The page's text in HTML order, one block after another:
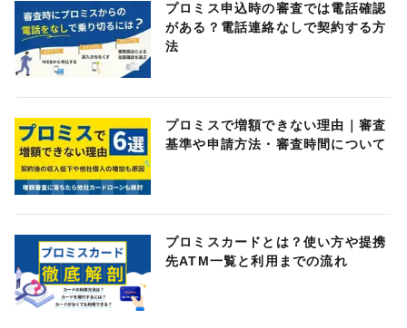
プロミス申込時の審査では電話確認
がある？電話連絡なしで契約する方
法
プロミスで増額できない理由｜審査
基準や申請方法・審査時間について
プロミスカードとは？使い方や提携
先ATM一覧と利用までの流れ